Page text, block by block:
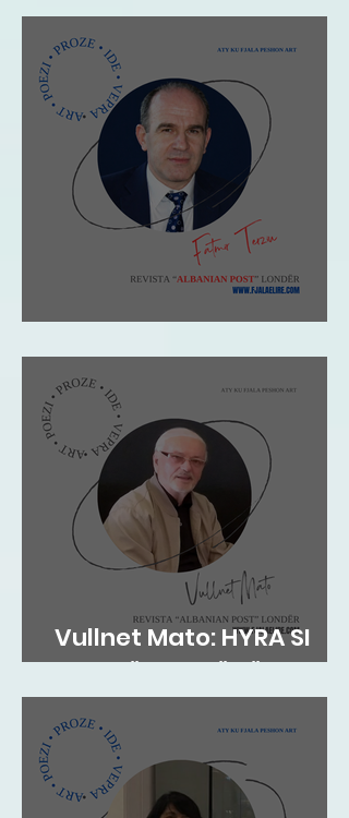
Fatmir Terziu: Shqipja
Vullnet Mato: HYRA SI
ZOG NË FOLENË TËNDE